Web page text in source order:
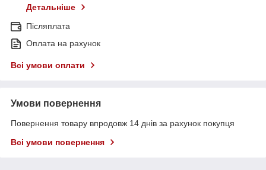
Детальніше
Післяплата
Оплата на рахунок
Всі умови оплати
Умови повернення
Повернення товару впродовж 14 днів за рахунок покупця
Всі умови повернення